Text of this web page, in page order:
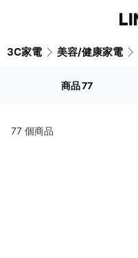
3C家電 美容/健康家電
商品77
77 個商品